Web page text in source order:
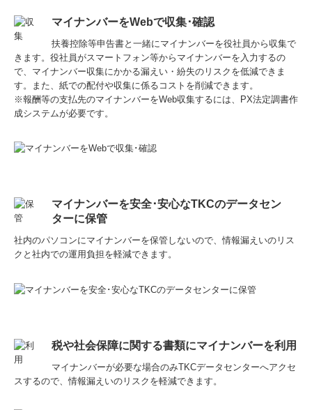
マイナンバーをWebで収集･確認
扶養控除等申告書と一緒にマイナンバーを役社員から収集で
きます。役社員がスマートフォン等からマイナンバーを入力するの
で、マイナンバー収集にかかる漏えい・紛失のリスクを低減できま
す。また、紙での配付や収集に係るコストを削減できます。
※報酬等の支払先のマイナンバーをWeb収集するには、PX法定調書作
成システムが必要です。
マイナンバーを安全･安心なTKCのデータセン
ターに保管
社内のパソコンにマイナンバーを保管しないので、情報漏えいのリス
クと社内での運用負担を軽減できます。
税や社会保障に関する書類にマイナンバーを利用
マイナンバーが必要な場合のみTKCデータセンターへアクセ
スするので、情報漏えいのリスクを軽減できます。